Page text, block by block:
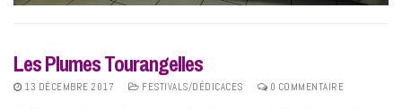
Les Plumes Tourangelles
13 DÉCEMBRE 2017 FESTIVALS/DÉDICACES 0 COMMENTAIRE